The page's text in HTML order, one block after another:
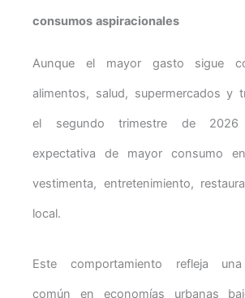
consumos aspiracionales
Aunque el mayor gasto sigue
alimentos, salud, supermercados y
el segundo trimestre de 2026
expectativa de mayor consumo
vestimenta, entretenimiento,
local.
Este comportamiento refleja
común en economías urbanas